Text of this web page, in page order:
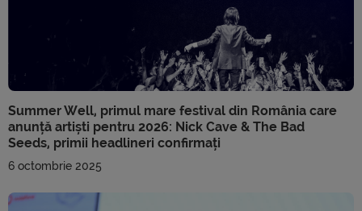
Summer Well, primul mare festival din România care
anunță artiști pentru 2026: Nick Cave & The Bad
Seeds, primii headlineri confirmați
6 octombrie 2025